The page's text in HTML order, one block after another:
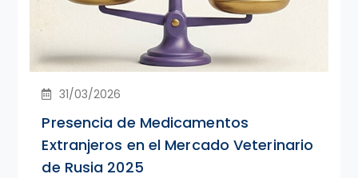
31/03/2026
Presencia de Medicamentos
Extranjeros en el Mercado Veterinario
de Rusia 2025